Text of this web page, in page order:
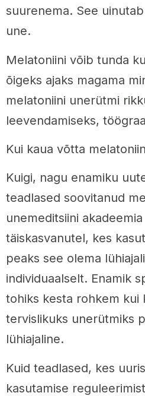
suurenema. See
une.
Melatoniini võib tunda
õigeks ajaks magama
melatoniini unerütmi
leevendamiseks,
Kui kaua võtta
Kuigi, nagu enamiku
teadlased soovitanud
unemeditsiini
täiskasvanutel, kes
peaks see olema
individuaalselt. Enamik
tohiks kesta rohkem kui
tervislikuks unerütmiks
lühiajaline.
Kuid teadlased, kes
kasutamise